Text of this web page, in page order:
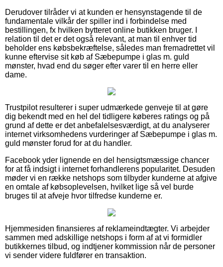
Derudover tilråder vi at kunden er hensynstagende til de
fundamentale vilkår der spiller ind i forbindelse med
bestillingen, fx hvilken bytteret online butikken bruger. I
relation til det er det også relevant, at man til enhver tid
beholder ens købsbekræftelse, således man fremadrettet vil
kunne eftervise sit køb af Sæbepumpe i glas m. guld
mønster, hvad end du søger efter varer til en herre eller
dame.
Trustpilot resulterer i super udmærkede genveje til at gøre
dig bekendt med en hel del tidligere køberes ratings og på
grund af dette er det anbefalelsesværdigt, at du analyserer
internet virksomhedens vurderinger af Sæbepumpe i glas m.
guld mønster forud for at du handler.
Facebook yder lignende en del hensigtsmæssige chancer
for at få indsigt i internet forhandlerens popularitet. Desuden
møder vi en række netshops som tilbyder kunderne at afgive
en omtale af købsoplevelsen, hvilket lige så vel burde
bruges til at afveje hvor tilfredse kunderne er.
Hjemmesiden finansieres af reklameindtægter. Vi arbejder
sammen med adskillige netshops i form af at vi formidler
butikkernes tilbud, og indtjener kommission når de personer
vi sender videre fuldfører en transaktion.